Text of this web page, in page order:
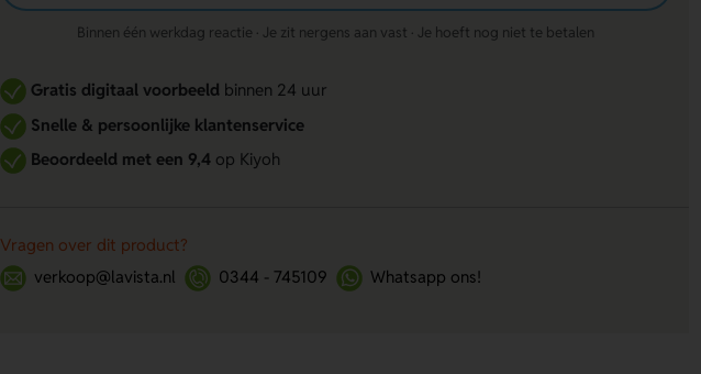
Binnen één werkdag reactie · Je zit nergens aan vast · Je hoeft nog niet te betalen
Gratis digitaal voorbeeldbinnen 24 uur
Snelle & persoonlijke klantenservice
Beoordeeld met een 9,4op Kiyoh
Vragen over dit product?
verkoop@lavista.nl
0344 - 745109 Whatsapp ons!